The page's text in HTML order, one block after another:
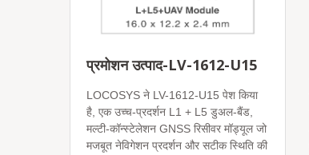
प्रमोशन उत्पाद-LV-1612-U15
LOCOSYS ने LV-1612-U15 पेश किया
है, एक उच्च-प्रदर्शन L1 + L5 डुअल-बैंड,
मल्टी-कॉन्स्टेलेशन GNSS रिसीवर मॉड्यूल जो
मजबूत नेविगेशन प्रदर्शन और सटीक स्थिति की